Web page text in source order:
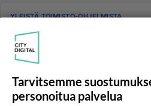
YLEISTÄ TOIMISTO-OHJELMISTA
Miten tasarivinvälit
Minulla on käytössä
muissakin officeissa on
enterin jälkeen tul...
11.01.2013 16:10
Tarvitsemme
personoitua palvelua